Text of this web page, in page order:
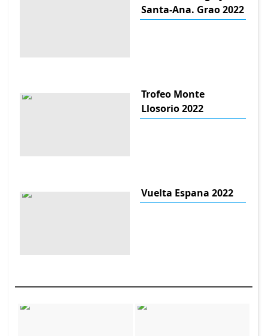
Santa-Ana. Grao 2022
Trofeo Monte
Llosorio 2022
Vuelta Espana 2022